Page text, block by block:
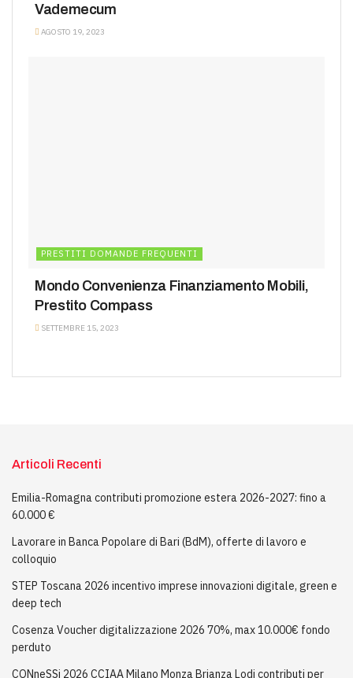
Vademecum
AGOSTO 19, 2023
PRESTITI DOMANDE FREQUENTI
Mondo Convenienza Finanziamento Mobili,
Prestito Compass
SETTEMBRE 15, 2023
Articoli Recenti
Emilia-Romagna contributi promozione estera 2026-2027: fino a
60.000 €
Lavorare in Banca Popolare di Bari (BdM), offerte di lavoro e
colloquio
STEP Toscana 2026 incentivo imprese innovazioni digitale, green e
deep tech
Cosenza Voucher digitalizzazione 2026 70%, max 10.000€ fondo
perduto
CONneSSi 2026 CCIAA Milano Monza Brianza Lodi contributi per